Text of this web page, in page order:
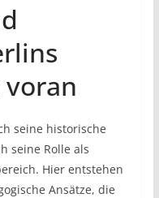
seine historische
seine Rolle als
Hier entstehen
Ansätze, die